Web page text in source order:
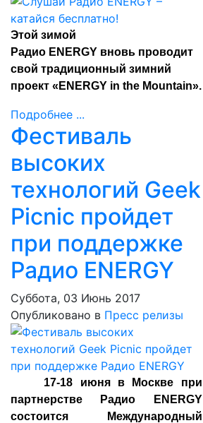
Этой зимой
Радио ENERGY вновь проводит
свой традиционный зимний
проект «ENERGY in the Mountain».
Подробнее ...
Фестиваль
высоких
технологий Geek
Picnic пройдет
при поддержке
Радио ENERGY
Суббота, 03 Июнь 2017
Опубликовано в Пресс релизы
17-18 июня в Москве при
партнерстве Радио ENERGY
состоится Международный